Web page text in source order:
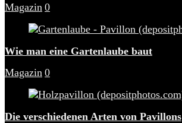
Magazin 0
Wie man eine Gartenlaube baut
Magazin 0
Die verschiedenen Arten von Pavillons